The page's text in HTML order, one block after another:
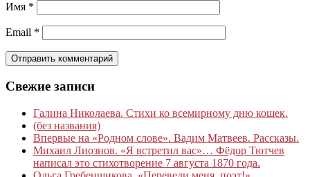
Имя *
Email *
Свежие записи
Галина Николаева. Стихи ко всемирному дню кошек.
(без названия)
Впервые на «Родном слове». Вадим Матвеев. Рассказы.
Михаил Лиознов. «Я встретил вас»… Фёдор Тютчев
написал это стихотворение 7 августа 1870 года.